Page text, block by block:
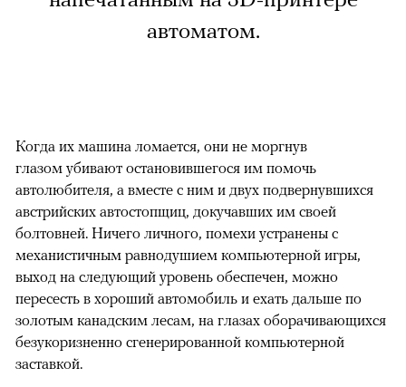
автоматом.
Когда их машина ломается, они не моргнув
глазом убивают остановившегося им помочь
автолюбителя, а вместе с ним и двух подвернувшихся
австрийских автостопщиц, докучавших им своей
болтовней. Ничего личного, помехи устранены с
механистичным равнодушием компьютерной игры,
выход на следующий уровень обеспечен, можно
пересесть в хороший автомобиль и ехать дальше по
золотым канадским лесам, на глазах оборачивающихся
безукоризненно сгенерированной компьютерной
заставкой.